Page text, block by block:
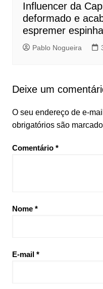
Influencer da
deformado e
espremer espinha
Pablo Nogueira
Deixe um
O seu endereço de e-
obrigatórios são
Comentário *
Nome *
E-mail *